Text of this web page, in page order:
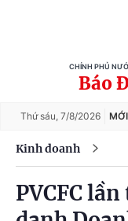
CHÍNH PHỦ
Báo
Thứ sáu, 7/8/2026
Kinh doanh
PVCFC